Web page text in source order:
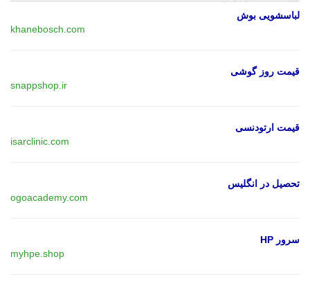
لباسشویی بوش
khanebosch.com
قیمت روز گوشی
snappshop.ir
قیمت ارتودنسی
isarclinic.com
تحصیل در انگلیس
ogoacademy.com
سرور HP
myhpe.shop